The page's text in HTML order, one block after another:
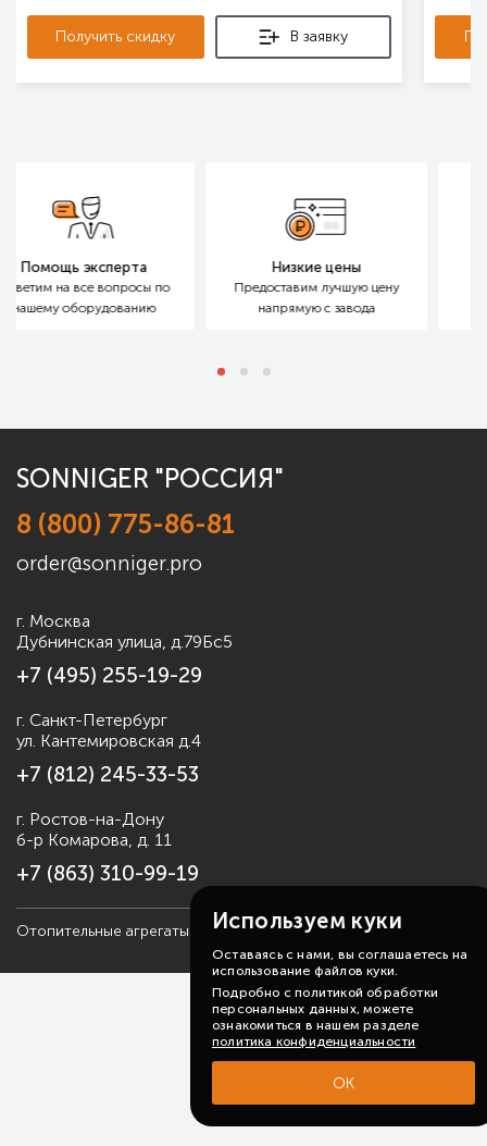
Получить скидку В заявку
по
Низкие цены
Предоставим лучшую цену
напрямую с завода
Бесплатный подбор
Расчет для больших
маленьких объектов
SONNIGER "РОССИЯ"
8 (800) 775-86-81
order@sonniger.pro
г. Москва
Дубнинская улица, д.79Бс5
+7 (495) 255-19-29
г. Санкт-Петербург
ул. Кантемировская д.4
+7 (812) 245-33-53
г. Ростов-на-Дону
б-р Комарова, д. 11
+7 (863) 310-99-19
Отопительные агрегаты Sonniger, 2006-2026 Карта сайта
Используем куки
Оставаясь с нами, вы соглашаетесь на
использование файлов куки.
Подробно с политикой обработки
персональных данных, можете
ознакомиться в нашем разделе
политика конфиденциальности
ОК